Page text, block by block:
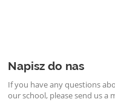
Napisz do nas
If you have any questions
our school, please send us a